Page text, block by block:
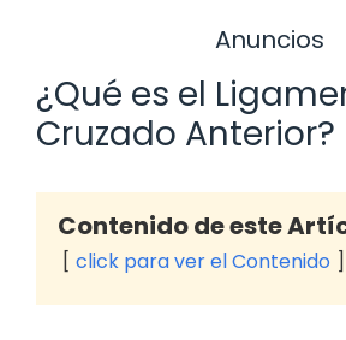
Anuncios
¿Qué es el
Cruzado Anterior?
Contenido de este
click para ver el Contenido